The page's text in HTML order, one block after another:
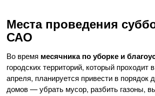
Места проведения
САО
Во время месячника по уборке и
городских территорий, который проходит
апреля, планируется привести в порядок
домов — убрать мусор, разбить газоны,